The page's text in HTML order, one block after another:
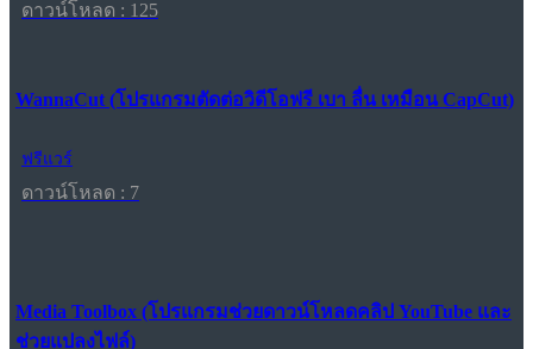
ดาวน์โหลด : 125
WannaCut (โปรแกรมตัดต่อวิดีโอฟรี เบา ลื่น เหมือน CapCut)
ฟรีแวร์
ดาวน์โหลด : 7
Media Toolbox (โปรแกรมช่วยดาวน์โหลดคลิป YouTube และ
ช่วยแปลงไฟล์)